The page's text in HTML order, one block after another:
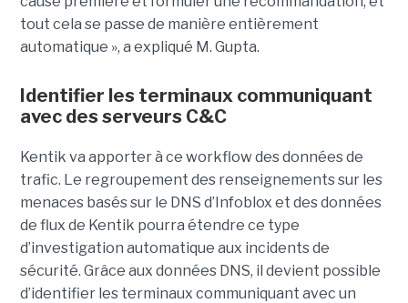
tout cela se passe de manière entièrement
automatique », a expliqué M. Gupta.
Identifier les terminaux communiquant
avec des serveurs C&C
Kentik va apporter à ce workflow des données de
trafic. Le regroupement des renseignements sur les
menaces basés sur le DNS d’Infoblox et des données
de flux de Kentik pourra étendre ce type
d’investigation automatique aux incidents de
sécurité. Grâce aux données DNS, il devient possible
d’identifier les terminaux communiquant avec un